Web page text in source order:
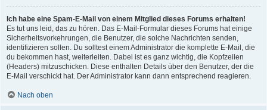
Ich habe eine Spam-E-Mail von einem Mitglied dieses Forums erhalten!
Es tut uns leid, das zu hören. Das E-Mail-Formular dieses Forums hat einige
Sicherheitsvorkehrungen, die Benutzer, die solche Nachrichten senden,
identifizieren sollen. Du solltest einem Administrator die komplette E-Mail, die
du bekommen hast, weiterleiten. Dabei ist es ganz wichtig, die Kopfzeilen
(Headers) mitzuschicken. Diese enthalten Details über den Benutzer, der die
E-Mail verschickt hat. Der Administrator kann dann entsprechend reagieren.
Nach oben